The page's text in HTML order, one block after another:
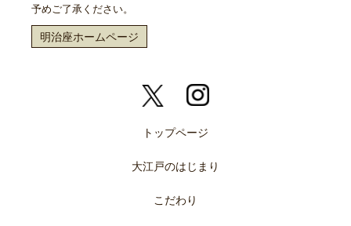
予めご了承ください。
明治座ホームページ
トップページ
大江戸のはじまり
こだわり